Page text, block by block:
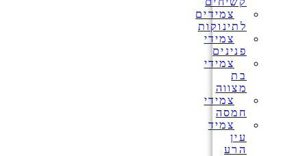
צמידים
לתינוקות
צמידי
פנינים
צמידי
בת
מצווה
צמידי
חמסה
צמיד
עין
הרע